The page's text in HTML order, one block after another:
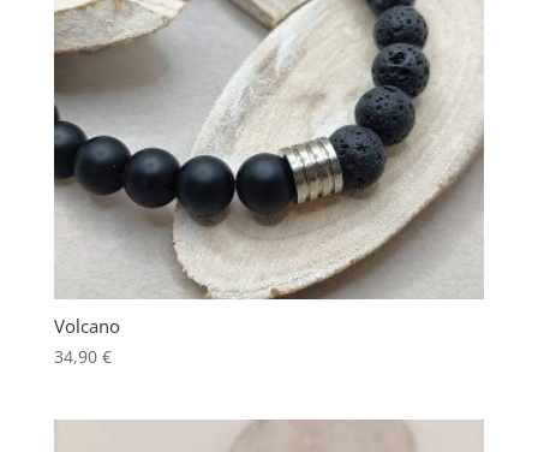
Volcano
34,90 €